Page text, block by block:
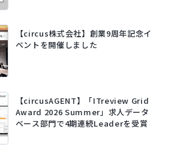
【circus株式会社】創業9周年記念イ
ベントを開催しました
【circusAGENT】「ITreview Grid
Award 2026 Summer」求人データ
ベース部門で4期連続Leaderを受賞